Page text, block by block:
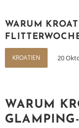
WARUM
KROATIEN 20
WARUM